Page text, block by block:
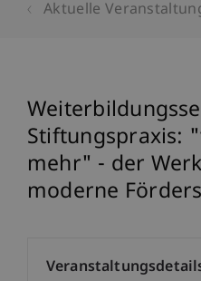
Aktuelle
Stiftungspraxis:
mehr" - der
moderne